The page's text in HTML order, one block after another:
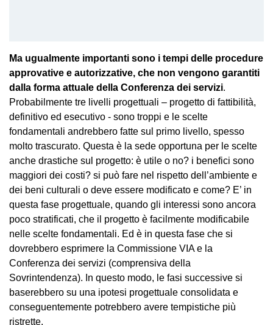
Ma ugualmente importanti sono i tempi delle procedure
approvative e autorizzative, che non vengono garantiti
dalla forma attuale della Conferenza dei servizi.
Probabilmente tre livelli progettuali – progetto di fattibilità,
definitivo ed esecutivo - sono troppi e le scelte
fondamentali andrebbero fatte sul primo livello, spesso
molto trascurato. Questa è la sede opportuna per le scelte
anche drastiche sul progetto: è utile o no? i benefici sono
maggiori dei costi? si può fare nel rispetto dell’ambiente e
dei beni culturali o deve essere modificato e come? E’ in
questa fase progettuale, quando gli interessi sono ancora
poco stratificati, che il progetto è facilmente modificabile
nelle scelte fondamentali. Ed è in questa fase che si
dovrebbero esprimere la Commissione VIA e la
Conferenza dei servizi (comprensiva della
Sovrintendenza). In questo modo, le fasi successive si
baserebbero su una ipotesi progettuale consolidata e
conseguentemente potrebbero avere tempistiche più
ristrette.